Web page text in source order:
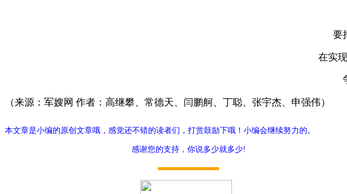
要
在实
（来源：军嫂网 作者：高继攀、常德天、闫鹏舸、丁聪、张宇杰、申强伟）
本文章是小编的原创文章哦，感觉还不错的读者们，打赏鼓励下哦！小编会继续努力的。
感谢您的支持，你说多少就多少!